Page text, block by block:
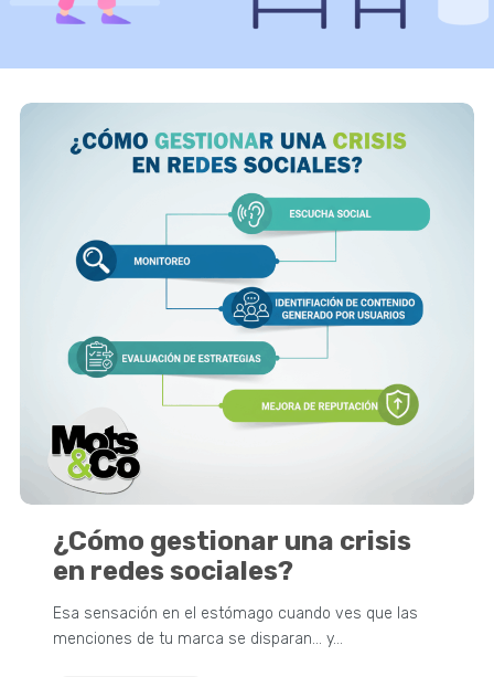
¿Cómo gestionar una crisis
en redes sociales?
Esa sensación en el estómago cuando ves que las
menciones de tu marca se disparan... y…